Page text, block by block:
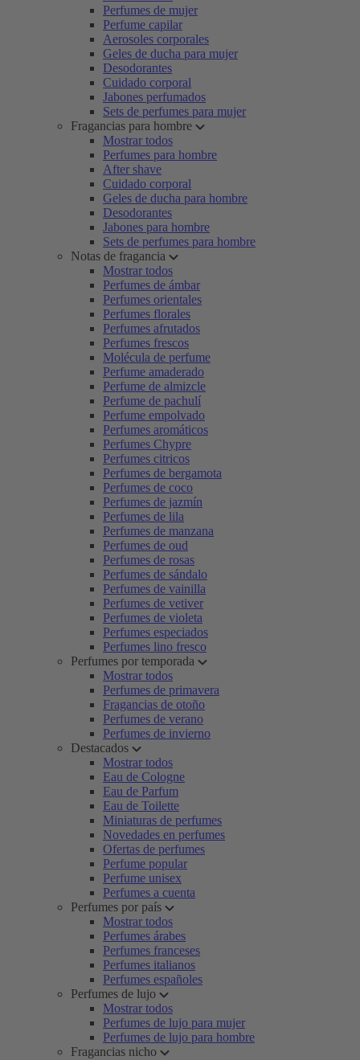
Perfumes de mujer
Perfume capilar
Aerosoles corporales
Geles de ducha para mujer
Desodorantes
Cuidado corporal
Jabones perfumados
Sets de perfumes para mujer
Fragancias para hombre
Mostrar todos
Perfumes para hombre
After shave
Cuidado corporal
Geles de ducha para hombre
Desodorantes
Jabones para hombre
Sets de perfumes para hombre
Notas de fragancia
Mostrar todos
Perfumes de ámbar
Perfumes orientales
Perfumes florales
Perfumes afrutados
Perfumes frescos
Molécula de perfume
Perfume amaderado
Perfume de almizcle
Perfume de pachulí
Perfume empolvado
Perfumes aromáticos
Perfumes Chypre
Perfumes citricos
Perfumes de bergamota
Perfumes de coco
Perfumes de jazmín
Perfumes de lila
Perfumes de manzana
Perfumes de oud
Perfumes de rosas
Perfumes de sándalo
Perfumes de vainilla
Perfumes de vetiver
Perfumes de violeta
Perfumes especiados
Perfumes lino fresco
Perfumes por temporada
Mostrar todos
Perfumes de primavera
Fragancias de otoño
Perfumes de verano
Perfumes de invierno
Destacados
Mostrar todos
Eau de Cologne
Eau de Parfum
Eau de Toilette
Miniaturas de perfumes
Novedades en perfumes
Ofertas de perfumes
Perfume popular
Perfume unisex
Perfumes a cuenta
Perfumes por país
Mostrar todos
Perfumes árabes
Perfumes franceses
Perfumes italianos
Perfumes españoles
Perfumes de lujo
Mostrar todos
Perfumes de lujo para mujer
Perfumes de lujo para hombre
Fragancias nicho